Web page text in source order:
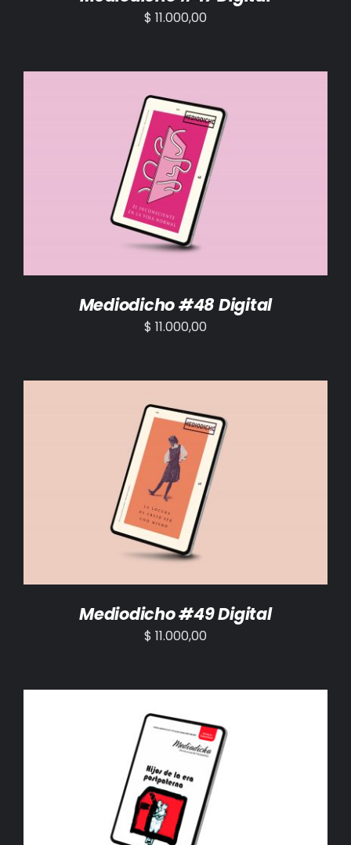
$ 11.000,00
AÑADIR AL CARRITO /
Mediodicho #48 Digital
$ 11.000,00
AÑADIR AL CARRITO /
Mediodicho #49 Digital
$ 11.000,00
AÑADIR AL CARRITO /